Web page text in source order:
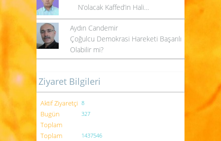
N’olacak Kaffed’in Hali…
Aydın Candemir
Çoğulcu Demokrasi Hareketi Başarılı
Olabilir mi?
Ziyaret Bilgileri
Aktif Ziyaretçi 8
Bugün
Toplam
327
Toplam
1437546